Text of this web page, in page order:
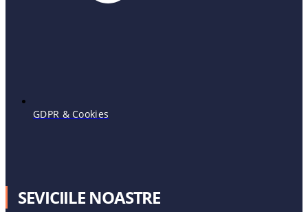
GDPR & Cookies
SEVICIILE NOASTRE